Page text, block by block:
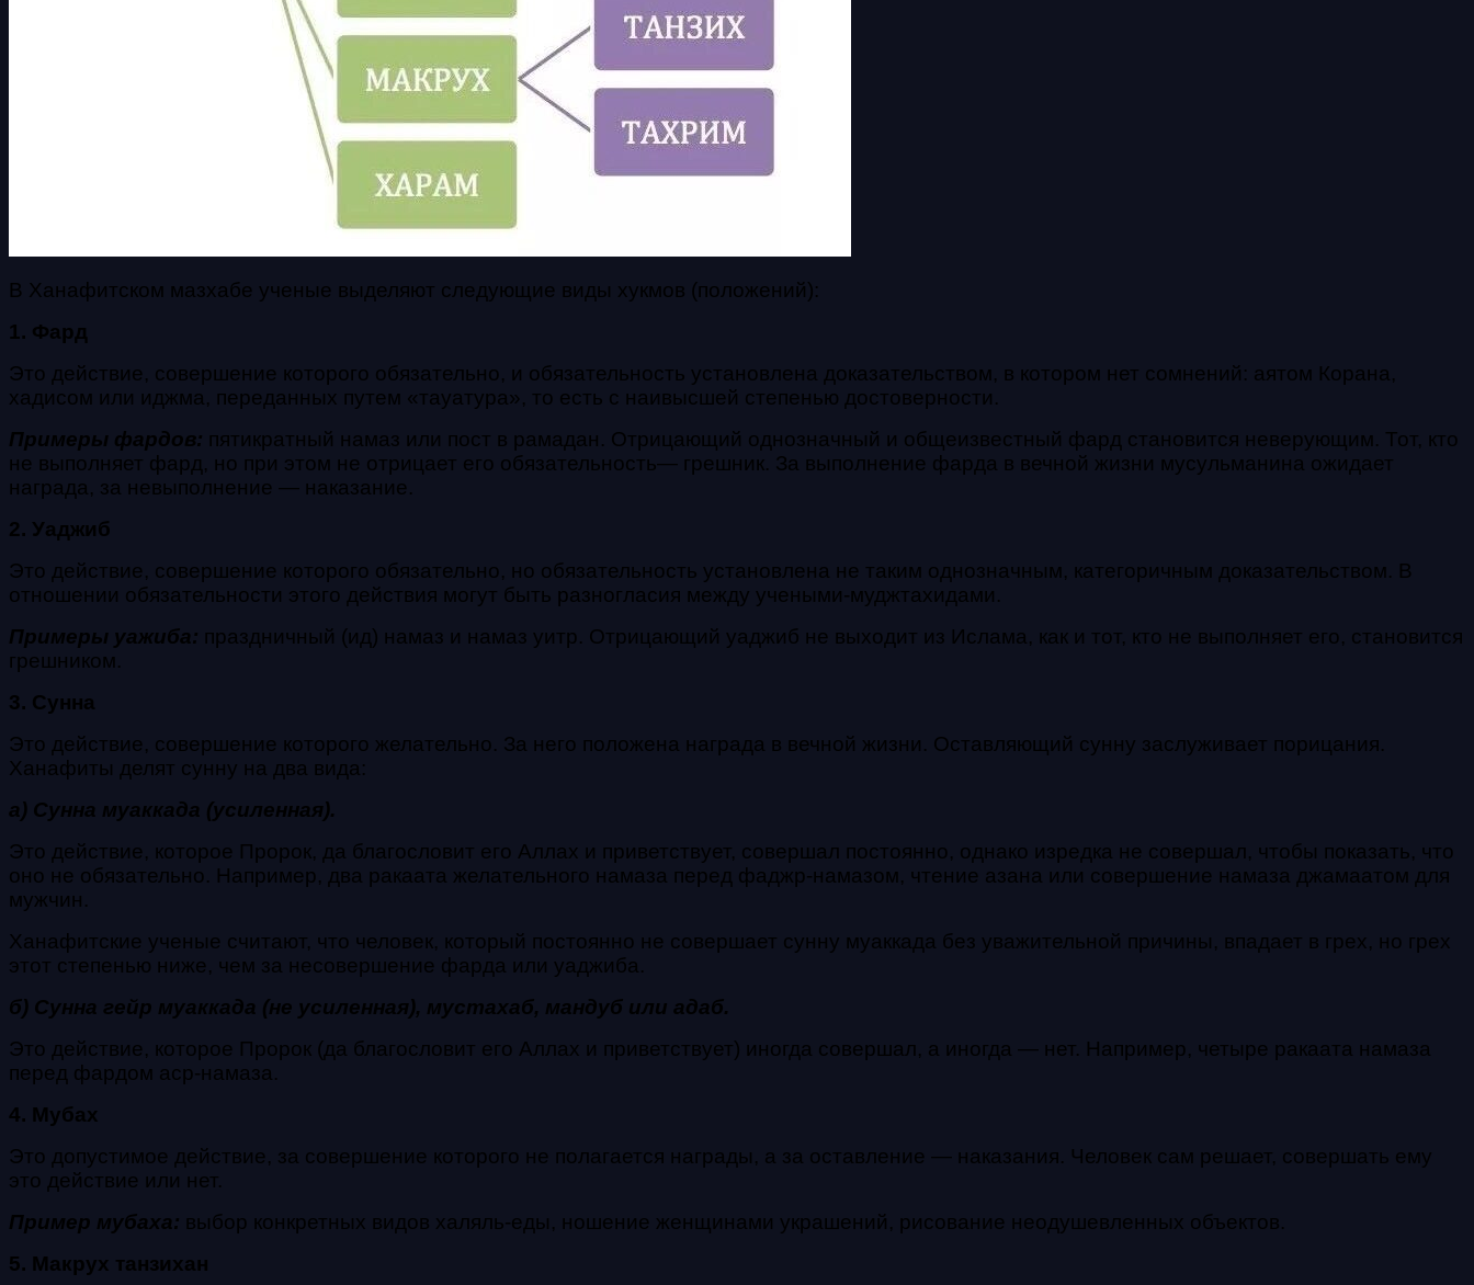
В Ханафитском мазхабе ученые выделяют следующие виды хукмов (положений):
1. Фард
Это действие, совершение которого обязательно, и обязательность установлена доказательством, в котором нет сомнений: аятом Корана,
хадисом или иджма, переданных путем «тауатура», то есть с наивысшей степенью достоверности.
Примеры фардов: пятикратный намаз или пост в рамадан. Отрицающий однозначный и общеизвестный фард становится неверующим. Тот, кто
не выполняет фард, но при этом не отрицает его обязательность— грешник. За выполнение фарда в вечной жизни мусульманина ожидает
награда, за невыполнение — наказание.
2. Уаджиб
Это действие, совершение которого обязательно, но обязательность установлена не таким однозначным, категоричным доказательством. В
отношении обязательности этого действия могут быть разногласия между учеными-муджтахидами.
Примеры уажиба: праздничный (ид) намаз и намаз уитр. Отрицающий уаджиб не выходит из Ислама, как и тот, кто не выполняет его, становится
грешником.
3. Сунна
Это действие, совершение которого желательно. За него положена награда в вечной жизни. Оставляющий сунну заслуживает порицания.
Ханафиты делят сунну на два вида:
а) Сунна муаккада (усиленная).
Это действие, которое Пророк, да благословит его Аллах и приветствует, совершал постоянно, однако изредка не совершал, чтобы показать, что
оно не обязательно. Например, два ракаата желательного намаза перед фаджр-намазом, чтение азана или совершение намаза джамаатом для
мужчин.
Ханафитские ученые считают, что человек, который постоянно не совершает сунну муаккада без уважительной причины, впадает в гpex, но гpex
этот степенью ниже, чем за несовершение фарда или уаджиба.
б) Сунна гейр муаккада (не усиленная), мустахаб, мандуб или адаб.
Это действие, которое Пророк (да благословит его Аллах и приветствует) иногда совершал, а иногда — нет. Например, четыре ракаата намаза
перед фардом аср-намаза.
4. Мубах
Это допустимое действие, за совершение которого не полагается награды, а за оставление — наказания. Человек сам решает, совершать ему
это действие или нет.
Пример мубаха: выбор конкретных видов халяль-еды, ношение женщинами украшений, рисование неодушевленных объектов.
5. Макрух танзихан